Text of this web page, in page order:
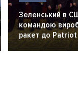
Зеленський в
командою
ракет до Patriot